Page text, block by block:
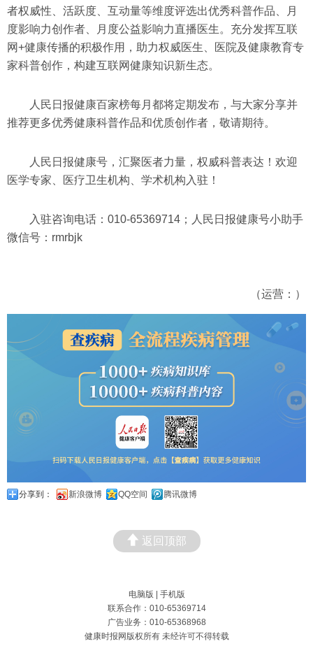
者权威性、活跃度、互动量等维度评选出优秀科普作品、月
度影响力创作者、月度公益影响力直播医生。充分发挥互联
网+健康传播的积极作用，助力权威医生、医院及健康教育专
家科普创作，构建互联网健康知识新生态。
人民日报健康百家榜每月都将定期发布，与大家分享并
推荐更多优秀健康科普作品和优质创作者，敬请期待。
人民日报健康号，汇聚医者力量，权威科普表达！欢迎
医学专家、医疗卫生机构、学术机构入驻！
入驻咨询电话：010-65369714；人民日报健康号小助手
微信号：rmrbjk
（运营：）
分享到： 新浪微博 QQ空间 腾讯微博
返回顶部
电脑版
手机版
联系合作：010-65369714
广告业务：010-65368968
健康时报网版权所有 未经许可不得转载